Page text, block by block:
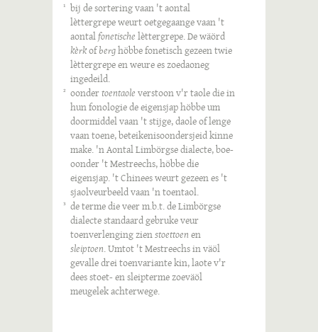
1
bij de sortering vaan 't aontal
lèttergrepe weurt oetgegaange vaan 't
aontalfonetische lèttergrepe. De wäörd
kèrkofberghöbbe fonetisch gezeen twie
lèttergrepe en weure es zoedaoneg
ingedeild.
2 oondertoentaole verstoon v'r taole die in
hun fonologie de eigensjap höbbe um
doormiddel vaan 't stijge, daole of lenge
vaan toene, beteikenisoondersjeid kinne
make. 'n Aontal Limbörgse dialecte, boe-
oonder 't Mestreechs, höbbe die
eigensjap. 't Chinees weurt gezeen es 't
sjaolveurbeeld vaan 'n toentaol.
3
de terme die veer m.b.t. de Limbörgse
dialecte standaard gebruke veur
toenverlenging zienstoettoen en
sleiptoen. Umtot 't Mestreechs in väöl
gevalle drei toenvariante kin, laote v'r
dees stoet- en sleipterme zoeväöl
meugelek achterwege.